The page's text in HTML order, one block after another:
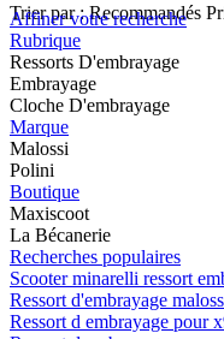
Trier par : Recommandés
Affiner votre recherche
Rubrique
Ressorts D'embrayage
Embrayage
Cloche D'embrayage
Marque
Malossi
Polini
Boutique
Maxiscoot
La Bécanerie
Recherches populaires
Scooter minarelli ressort
Ressort d'embrayage
Ressort d embrayage pour